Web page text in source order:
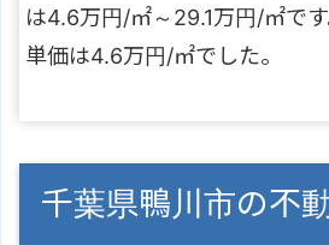
は4.6万円/㎡～29.1万円/㎡で
単価は4.6万円/㎡でした。
千葉県鴨川市の不